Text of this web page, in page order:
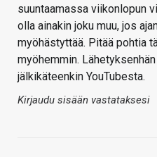
suuntaamassa viikonlopun
olla ainakin joku muu, jos
myöhästyttää. Pitää pohtia
myöhemmin.
jälkikäteenkin YouTubesta.
Kirjaudu sisään vastataksesi